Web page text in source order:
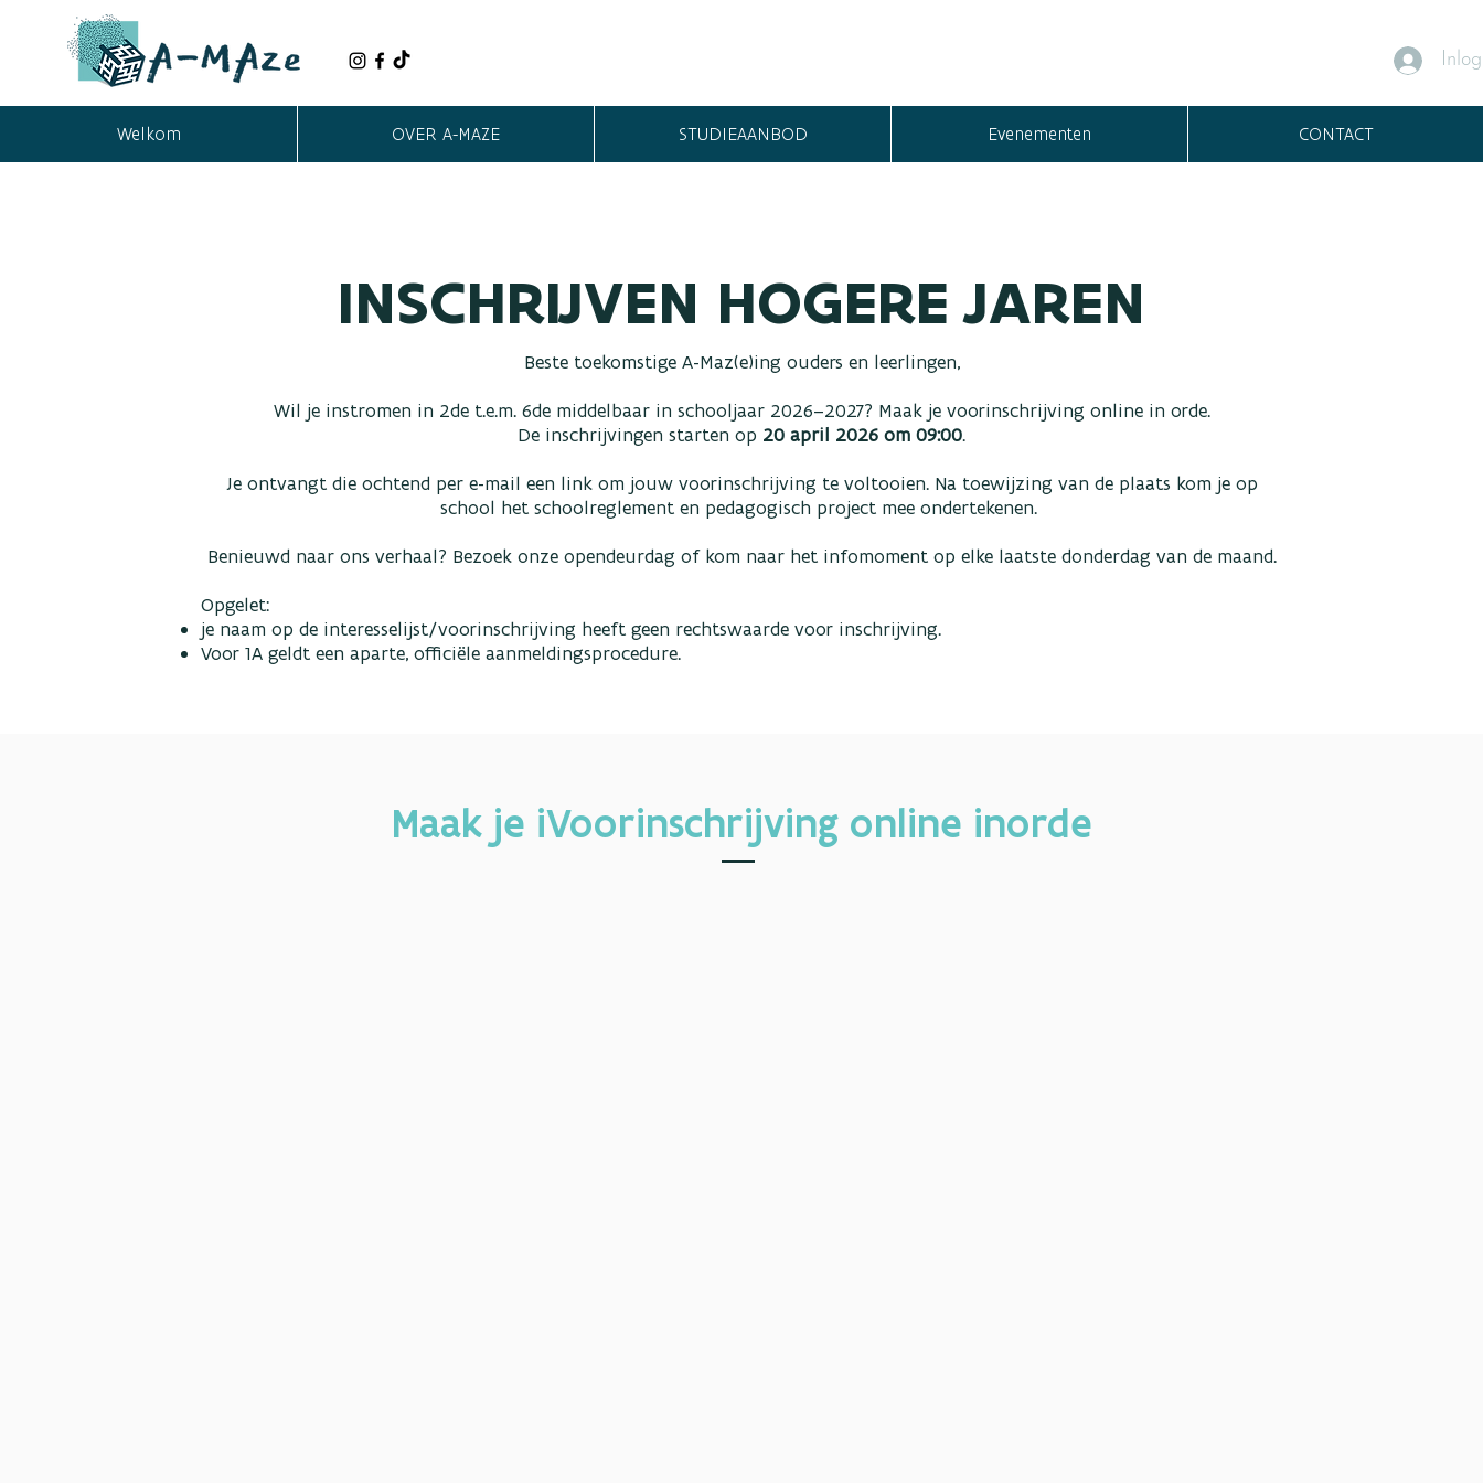
Welkom OVER A-MAZE STUDIEAANBOD Evenementen CONTACT
INSCHRIJVEN HOGERE JAREN
Beste toekomstige A-Maz(e)ing ouders en leerlingen,
Wil je instromen in 2de t.e.m. 6de middelbaar in schooljaar 2026–2027? Maak je voorinschrijving online in orde.
De inschrijvingen starten op 20 april 2026 om 09:00.
Je ontvangt die ochtend per e-mail een link om jouw voorinschrijving te voltooien. Na toewijzing van de plaats kom je op
school het schoolreglement en pedagogisch project mee ondertekenen.
Benieuwd naar ons verhaal? Bezoek onze opendeurdag of kom naar het infomoment op elke laatste donderdag van de maand.
Opgelet:
je naam op de interesselijst/voorinschrijving heeft geen rechtswaarde voor inschrijving.
Voor 1A geldt een aparte, officiële aanmeldingsprocedure.
Maak je iVoorinschrijving online inorde